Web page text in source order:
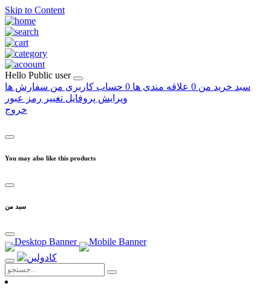
Skip to Content
Hello Public user
سبد خرید من 0 علاقه مندی ها 0 حساب کاربری من سفارش ها
ویرایش پروفایل تغییر رمز عبور
خروج
You may also like this products
سبد من